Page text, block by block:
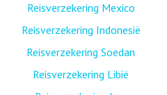
Reisverzekering Mexico
Reisverzekering Indonesië
Reisverzekering Soedan
Reisverzekering Libië